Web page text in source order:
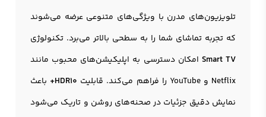
تلویزیون‌های مدرن با ویژگی‌های متنوعی عرضه می‌شوند
که تجربه تماشای شما را به سطحی بالاتر می‌برد. تکنولوژی
Smart TV امکان دسترسی به اپلیکیشن‌های محبوب مانند
Netflix و YouTube را فراهم می‌کند. قابلیت
HDR10+
باعث
نمایش دقیق جزئیات در صحنه‌های روشن و تاریک می‌شود